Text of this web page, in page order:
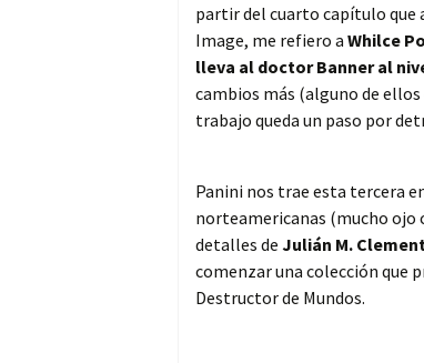
partir del cuarto capítulo que
Image, me refiero a Whilce
lleva al doctor Banner al
cambios más (alguno de
trabajo queda un paso por
Panini nos trae esta tercera
norteamericanas (mucho ojo
detalles de Julián M.
comenzar una colección que
Destructor de Mundos.